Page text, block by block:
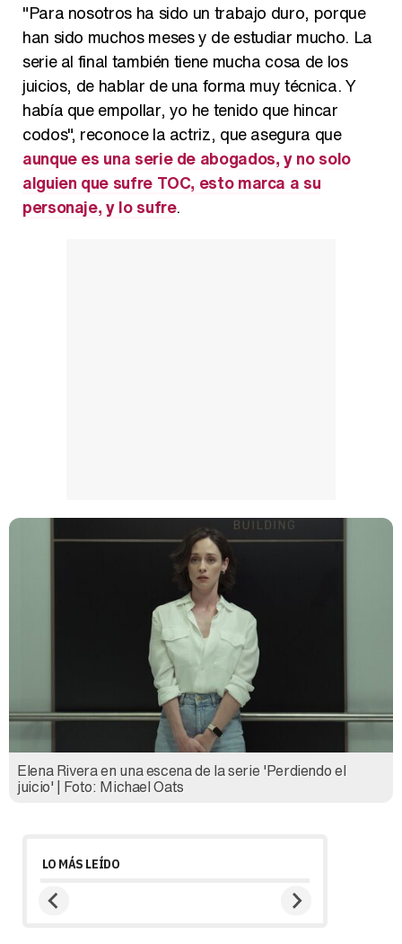
"Para nosotros ha sido un trabajo duro, porque
han sido muchos meses y de estudiar mucho. La
serie al final también tiene mucha cosa de los
juicios, de hablar de una forma muy técnica. Y
había que empollar, yo he tenido que hincar
codos", reconoce la actriz, que asegura que
aunque es una serie de abogados, y no solo
alguien que sufre TOC, esto marca a su
personaje, y lo sufre.
Elena Rivera en una escena de la serie 'Perdiendo el
juicio' | Foto: Michael Oats
LO MÁS LEÍDO